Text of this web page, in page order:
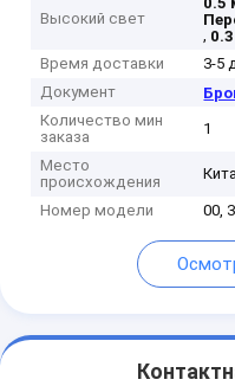
Высокий свет
,
Время доставки
3-5
Документ
Количество мин
заказа
1
Место
происхождения
Номер модели 00,